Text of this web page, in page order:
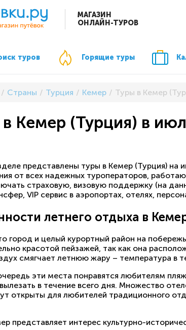
МАГАЗИН
ОНЛАЙН-ТУРОВ
туров Горящие туры
Страны Турция Кемер Туры в Кемер
Кемер (Турция) в
представлены туры в Кемер (Турция)
от всех надежных туроператоров,
страховую, визовую поддержку (на
VIP сервис в аэропортах, отелях,
летнего отдыха в
город и целый курортный район на
красотой пейзажей, так как она
смягчает летнюю жару – температура в
эти места понравятся любителям
в течение всего дня. Множество
открыты для любителей традиционного
представляет интерес культурно-